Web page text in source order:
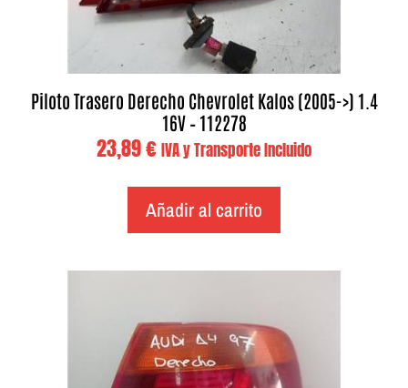
Piloto Trasero Derecho Chevrolet Kalos (2005->) 1.4
16V – 112278
23,89€ IVA y Transporte Incluido
Añadir al carrito